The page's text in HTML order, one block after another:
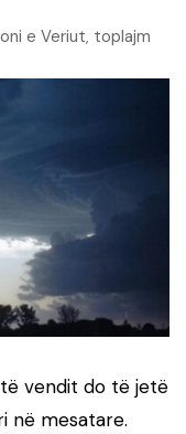
e Veriut, toplajm
vendit do të jetë
në mesatare.